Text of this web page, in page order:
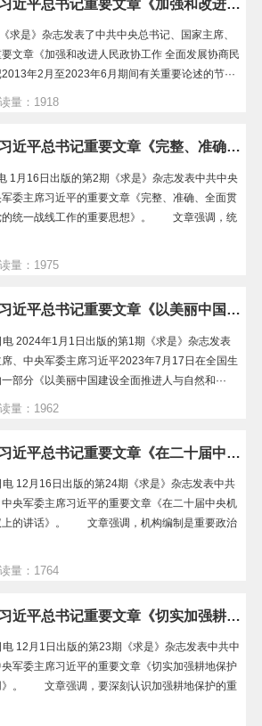
《求是》杂志发表习近平总书记重要文章《加强和改进人民政协工作 全面发展协商民主》
是》杂志发表了中共中央总书记、国家主席、
文章《加强和改进人民政协工作 全面发展协商民
年2月至2023年6月期间有关重要论述的节···
量：1918
《求是》杂志发表习近平总书记重要文章《完整、准确、全面贯彻落实关于做好新时代党的统一战线工作的重要思想》
月16日出版的第2期《求是》杂志发表中共中央
委主席习近平的重要文章《完整、准确、全面贯
的统一战线工作的重要思想》。 文章强调，统
量：1975
《求是》杂志发表习近平总书记重要文章《以美丽中国建设全面推进人与自然和谐共生的现代化》
2024年1月1日出版的第1期《求是》杂志发表
、中央军委主席习近平2023年7月17日在全国生
部分《以美丽中国建设全面推进人与自然和···
量：1962
《求是》杂志发表习近平总书记重要文章《在二十届中央机构编制委员会第一次会议上的讲话》
12月16日出版的第24期《求是》杂志发表中共
央军委主席习近平的重要文章《在二十届中央机
上的讲话》。 文章强调，机构编制是重要政治
量：1764
《求是》杂志发表习近平总书记重要文章《切实加强耕地保护 抓好盐碱地综合改造利用》
12月1日出版的第23期《求是》杂志发表中共中
军委主席习近平的重要文章《切实加强耕地保护
》。 文章强调，要深刻认识加强耕地保护的重